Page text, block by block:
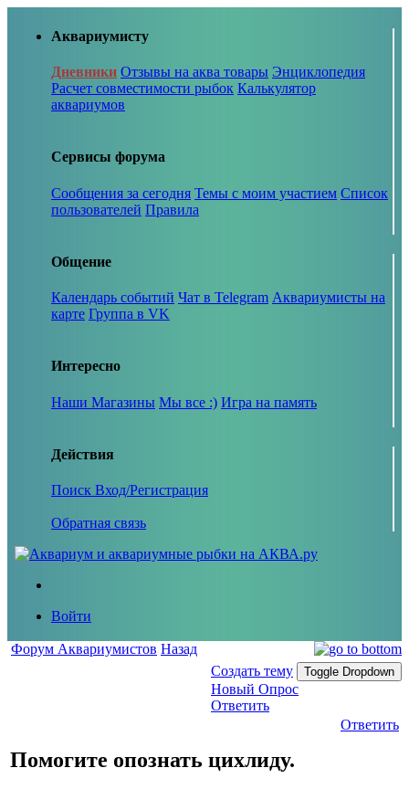
Аквариумисту
Дневники Отзывы на аква товары Энциклопедия
Расчет совместимости рыбок Калькулятор
аквариумов
Сервисы форума
Сообщения за сегодня Темы с моим участием Список
пользователей Правила
Общение
Календарь событий Чат в Telegram Аквариумисты на
карте Группа в VK
Интересно
Наши Магазины Мы все :) Игра на память
Действия
Поиск Вход/Регистрация
Обратная связь
Войти
Форум Аквариумистов Назад
Создать тему
Toggle Dropdown
Новый Опрос
Ответить
Ответить
Помогите опознать цихлиду.